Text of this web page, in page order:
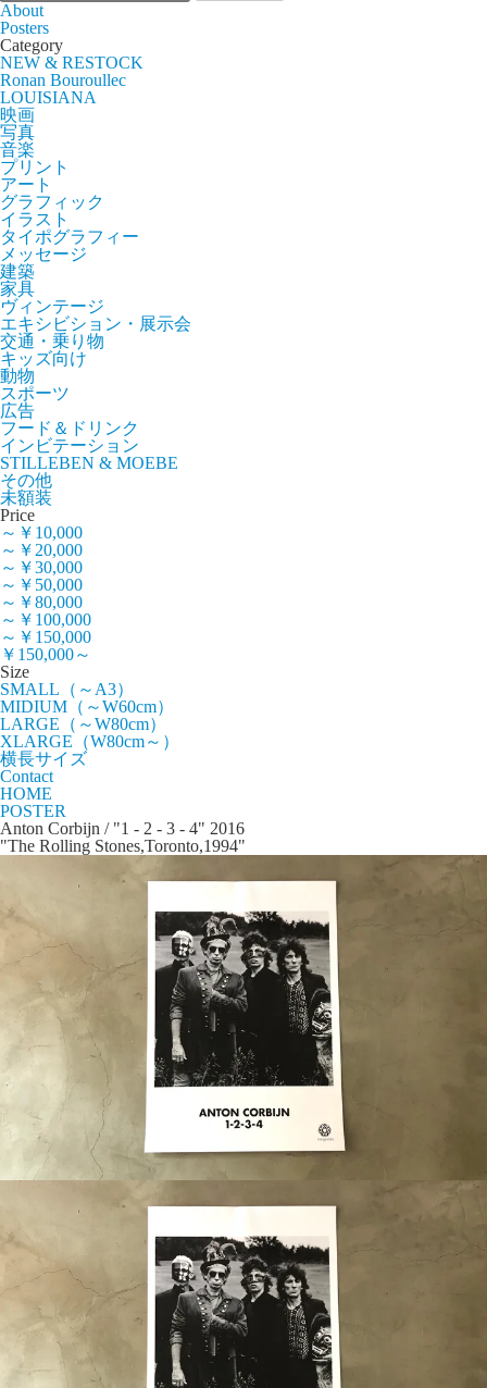
About
Posters
Category
NEW & RESTOCK
Ronan Bouroullec
LOUISIANA
映画
写真
音楽
プリント
アート
グラフィック
イラスト
タイポグラフィー
メッセージ
建築
家具
ヴィンテージ
エキシビション・展示会
交通・乗り物
キッズ向け
動物
スポーツ
広告
フード＆ドリンク
インビテーション
STILLEBEN & MOEBE
その他
未額装
Price
～￥10,000
～￥20,000
～￥30,000
～￥50,000
～￥80,000
～￥100,000
～￥150,000
￥150,000～
Size
SMALL（～A3）
MIDIUM（～W60cm）
LARGE（～W80cm）
XLARGE（W80cm～）
横長サイズ
Contact
HOME
POSTER
Anton Corbijn / "1 - 2 - 3 - 4" 2016
"The Rolling Stones,Toronto,1994"